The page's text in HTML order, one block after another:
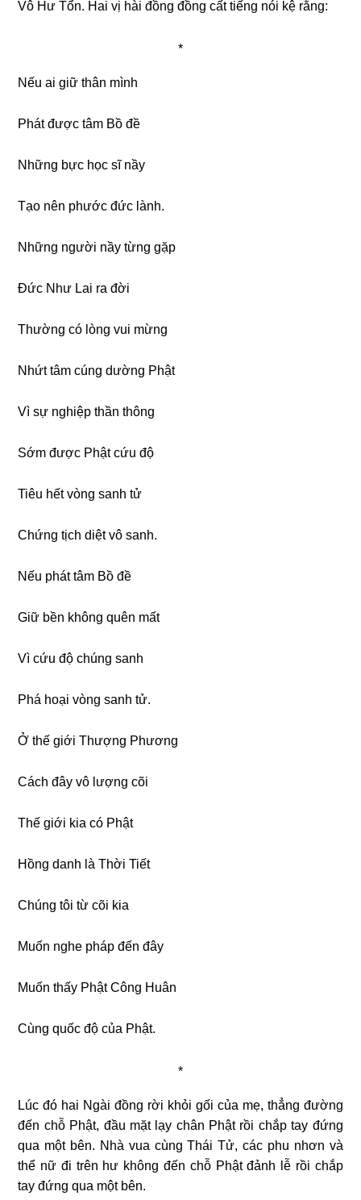
Vô Hư Tổn. Hai vị hài đồng đồng cất tiếng nói kệ rằng:
*
Nếu ai giữ thân mình
Phát được tâm Bồ đề
Những bực học sĩ nầy
Tạo nên phước đức lành.
Những người nầy từng gặp
Đức Như Lai ra đời
Thường có lòng vui mừng
Nhứt tâm cúng dường Phật
Vì sự nghiệp thần thông
Sớm được Phật cứu độ
Tiêu hết vòng sanh tử
Chứng tịch diệt vô sanh.
Nếu phát tâm Bồ đề
Giữ bền không quên mất
Vì cứu độ chúng sanh
Phá hoại vòng sanh tử.
Ở thế giới Thượng Phương
Cách đây vô lượng cõi
Thế giới kia có Phật
Hồng danh là Thời Tiết
Chúng tôi từ cõi kia
Muốn nghe pháp đến đây
Muốn thấy Phật Công Huân
Cùng quốc độ của Phật.
*
Lúc đó hai Ngài đồng rời khỏi gối của mẹ, thẳng đường
đến chỗ Phật, đầu mặt lạy chân Phật rồi chắp tay đứng
qua một bên. Nhà vua cùng Thái Tử, các phu nhơn và
thể nữ đi trên hư không đến chỗ Phật đảnh lễ rồi chắp
tay đứng qua một bên.